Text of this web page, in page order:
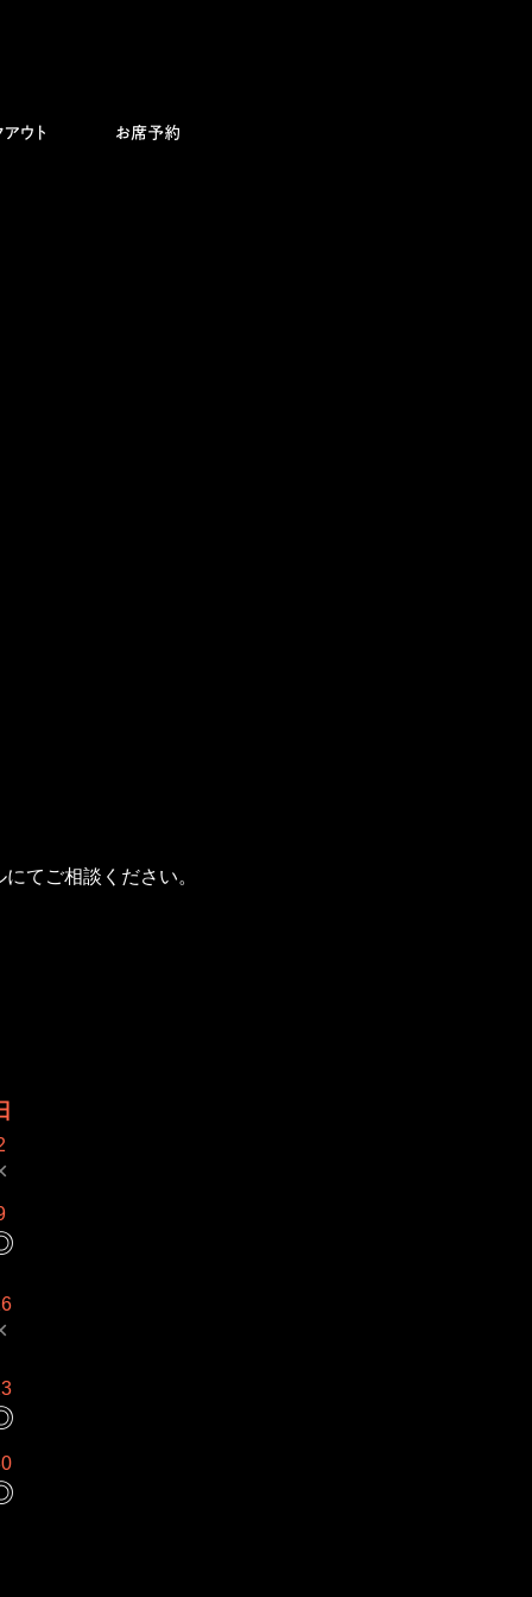
てご相談ください。